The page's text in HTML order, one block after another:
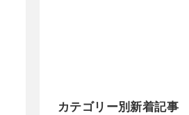
カテゴリー別新着記事